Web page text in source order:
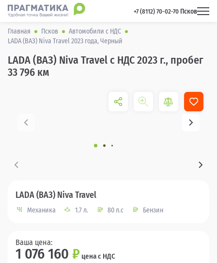
+7 (8112) 70-02-70 Псков
Главная Псков
Автомобили с НДС
LADA (ВАЗ) Niva Travel 2023 года, Черный
LADA (ВАЗ) Niva Travel с НДС 2023 г., пробег
33 796 км
LADA (ВАЗ) Niva Travel
Механика 1.7 л. 80 л.с Бензин
Ваша цена:
1 076 160 ₽ цена с НДС